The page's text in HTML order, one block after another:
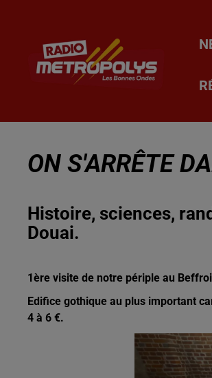
ON S'ARRÊTE
Histoire, sciences,
Douai.
1ère visite de notre périple au
Edifice gothique au plus important
4 à 6 €.